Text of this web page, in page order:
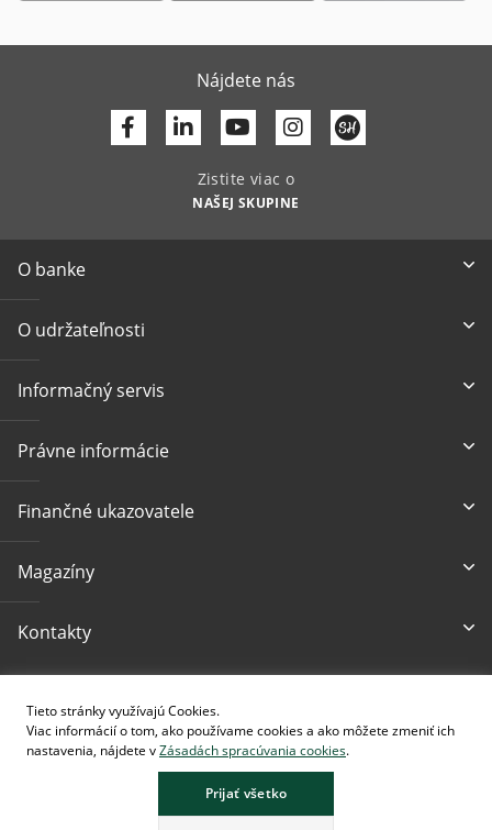
Tieto stránky využívajú Cookies.
Viac informácií o tom, ako používame cookies a ako môžete zmeniť ich
nastavenia, nájdete vZásadách spracúvania cookies.
Prijať všetko
Nájdete nás
Facebook
LinkedinYoutube
Zistite viac o
NAŠEJ SKUPINE
O banke
O udržateľnosti
Informačný servis
Právne informácie
Finančné ukazovatele
Magazíny
Kontakty